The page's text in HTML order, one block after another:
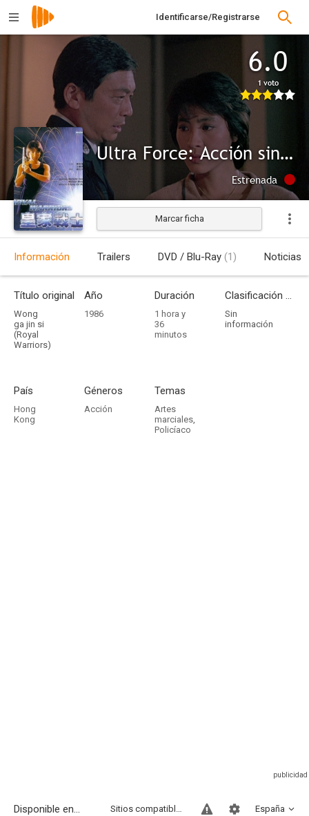
Identificarse/Registrarse
6.0
1 voto
Ultra Force: Acción sin límite (Royal Warriors)
Estrenada
Marcar ficha
Información Trailers DVD / Blu-Ray (1) Noticias
Título original
Wong
ga jin si
(Royal
Warriors)
Año
1986
Duración
1 hora y
36
minutos
Clasificación por edades
Sin
información
País
Hong
Kong
Géneros
Acción
Temas
Artes
marciales,
Policíaco
Disponible en... España
Sitios compatibles